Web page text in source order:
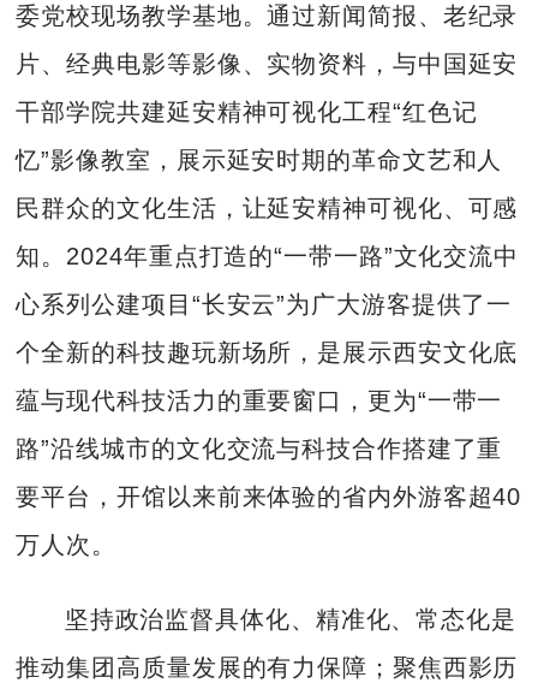
委党校现场教学基地。通过新闻简报、老纪录
片、经典电影等影像、实物资料，与中国延安
干部学院共建延安精神可视化工程“红色记
忆”影像教室，展示延安时期的革命文艺和人
民群众的文化生活，让延安精神可视化、可感
知。2024年重点打造的“一带一路”文化交流中
心系列公建项目“长安云”为广大游客提供了一
个全新的科技趣玩新场所，是展示西安文化底
蕴与现代科技活力的重要窗口，更为“一带一
路”沿线城市的文化交流与科技合作搭建了重
要平台，开馆以来前来体验的省内外游客超40
万人次。
坚持政治监督具体化、精准化、常态化是
推动集团高质量发展的有力保障；聚焦西影历